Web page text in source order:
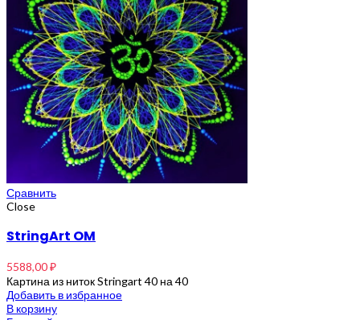
Сравнить
Close
StringArt OM
5588,00₽
Картина из ниток Stringart 40 на 40
Добавить в избранное
В корзину